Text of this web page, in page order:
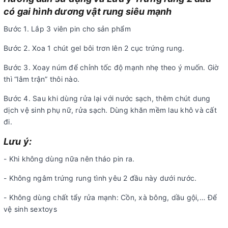
có gai hình dương vật rung siêu mạnh
Bước 1. Lắp 3 viên pin cho sản phẩm
Bước 2. Xoa 1 chút gel bôi trơn lên 2 cục trứng rung.
Bước 3. Xoay núm để chỉnh tốc độ mạnh nhẹ theo ý muốn. Giờ
thì “lâm trận” thôi nào.
Bước 4. Sau khi dùng rửa lại với nước sạch, thêm chút dung
dịch vệ sinh phụ nữ, rửa sạch. Dùng khăn mềm lau khô và cất
đi.
Lưu ý:
- Khi không dùng nữa nên tháo pin ra.
- Không ngâm trứng rung tình yêu 2 đầu này dưới nước.
- Không dùng chất tẩy rửa mạnh: Cồn, xà bông, dầu gội,… Để
vệ sinh sextoys